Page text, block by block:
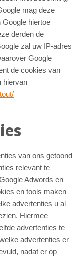
mag deze
Google hiertoe
derden de
zal uw IP-adres
Google
de cookies van
hiervan
van ons getoond
relevant te
Adwords en
en tools maken
advertenties u al
Hiermee
advertenties te
advertenties er
nadat er op
English